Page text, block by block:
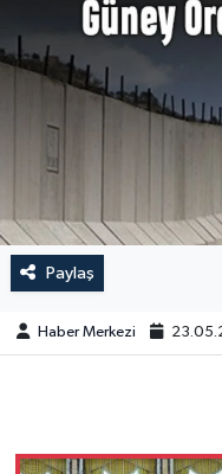
Paylaş
Haber Merkezi